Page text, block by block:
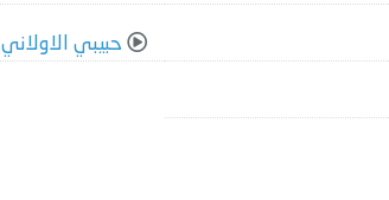
حبيبي الاولاني